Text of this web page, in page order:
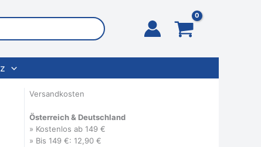
Versandkosten
Österreich & Deutschland
» Kostenlos ab 149 €
» Bis 149 €: 12,90 €